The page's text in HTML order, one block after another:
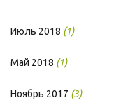
Июль 2018 (1)
Май 2018 (1)
Ноябрь 2017 (3)